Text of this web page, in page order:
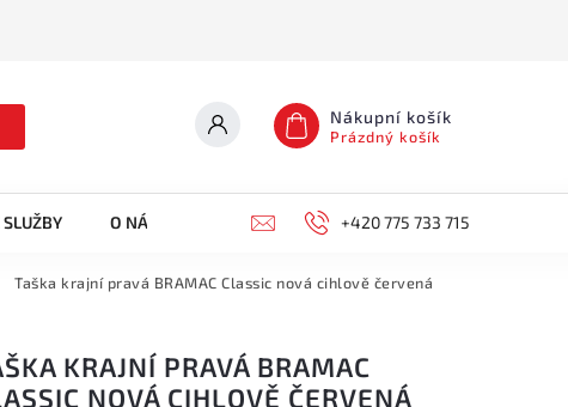
Nákupní košík
Prázdný košík
SLUŽBY O NÁS KONTAKTY +420 775 733 715
Taška krajní pravá BRAMAC Classic nová cihlově červená
KRAJNÍ PRAVÁ BRAMAC
NOVÁ CIHLOVĚ ČERVENÁ